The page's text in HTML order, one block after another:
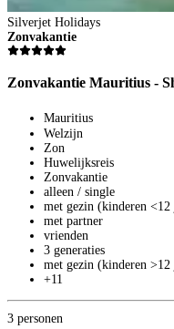
Silverjet Holidays
Zonvakantie
Zonvakantie Mauritius -
Mauritius
Welzijn
Zon
Huwelijksreis
Zonvakantie
alleen / single
met gezin (kinderen <12
met partner
vrienden
3 generaties
met gezin (kinderen >12
+11
3 personen